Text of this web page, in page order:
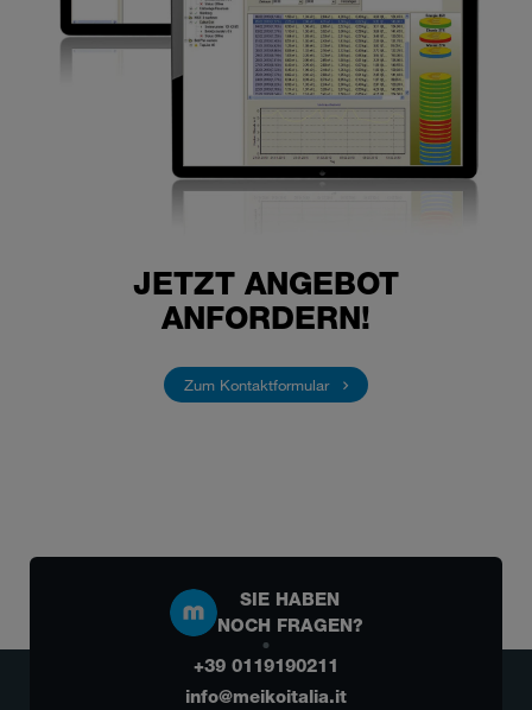
JETZT ANGEBOT
ANFORDERN!
Zum Kontaktformular
SIE HABEN
NOCH FRAGEN?
+39 0119190211
info@meikoitalia.it